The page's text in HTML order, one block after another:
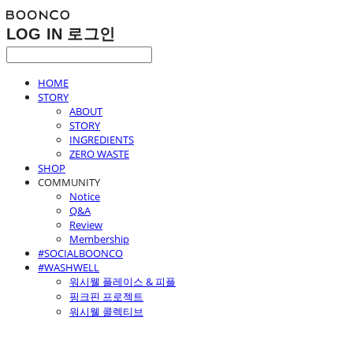
LOG IN 로그인
HOME
STORY
ABOUT
STORY
INGREDIENTS
ZERO WASTE
SHOP
COMMUNITY
Notice
Q&A
Review
Membership
#SOCIALBOONCO
#WASHWELL
워시웰 플레이스 & 피플
핑크핀 프로젝트
워시웰 콜렉티브